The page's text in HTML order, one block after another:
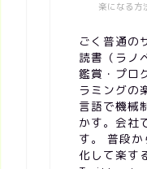
楽になる方
ごく普通の
読書（ラノ
鑑賞・プロ
ラミングの
言語で機械
かす。会社
す。 普段
化して楽す